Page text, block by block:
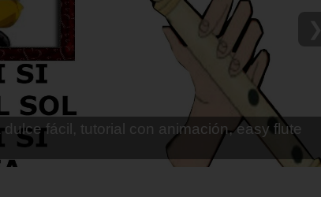
de la vida (Vicentico), notas para flauta